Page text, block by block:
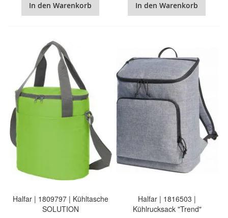
In den Warenkorb In den Warenkorb
Halfar | 1809797 | Kühltasche
SOLUTION
Halfar | 1816503 |
Kühlrucksack "Trend"